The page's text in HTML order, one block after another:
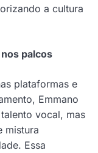
a cultura
palcos
plataformas e
Emmano
vocal, mas
mistura
Essa